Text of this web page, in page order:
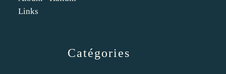
Catégories
Links